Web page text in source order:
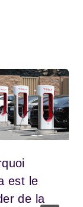
est le
de la